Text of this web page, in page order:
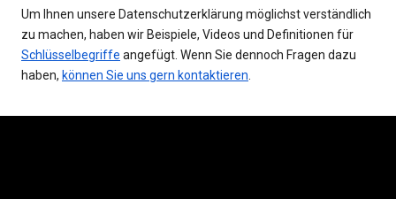
Um Ihnen unsere Datenschutzerklärung möglichst verständlich
zu machen, haben wir Beispiele, Videos und Definitionen für
Schlüsselbegriffe angefügt. Wenn Sie dennoch Fragen dazu
haben, können Sie uns gern kontaktieren